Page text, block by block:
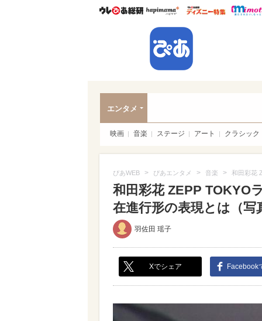
ウレぴあ総研ハピママ*
ウレぴ
エンタメ
映画 音楽 ステージ アート クラシック
ぴあWEB > ぴあエンタメ > 音楽 > 和田彩花
和田彩花 ZEPP TOKYO
在進行形の表現とは（写
羽佐田 瑶子
Xでシェア Facebook